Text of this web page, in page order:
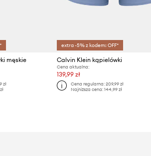
męskie
zł
extra -5% z kodem: OFF*
Calvin Klein kąpielówki
Cena aktualna:
139,99 zł
Cena regularna: 209,99 zł
Najniższa cena: 144,99 zł